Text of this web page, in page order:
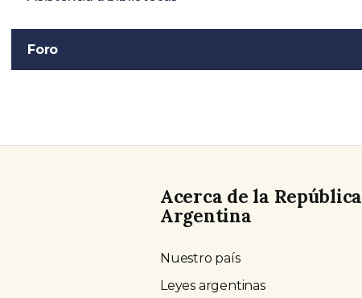
Foro
Acerca de la República
Argentina
Nuestro país
Leyes argentinas